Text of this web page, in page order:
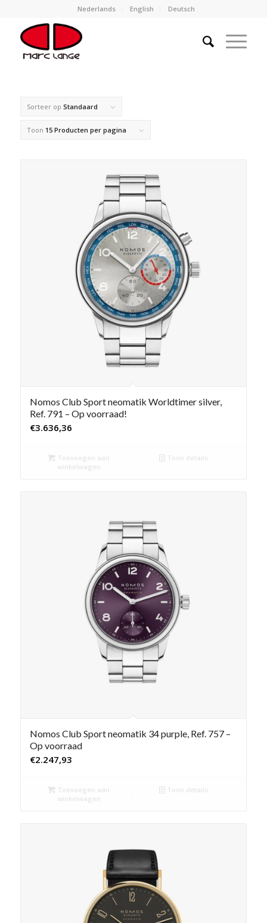
Nederlands English Deutsch
Sorteer op Standaard
Toon 15 Producten per pagina
Nomos Club Sport neomatik Worldtimer silver,
Ref. 791 – Op voorraad!
€3.636,36
Toevoegen aan
winkelwagen
Toon details
Nomos Club Sport neomatik 34 purple, Ref. 757 –
Op voorraad
€2.247,93
Toevoegen aan
winkelwagen
Toon details